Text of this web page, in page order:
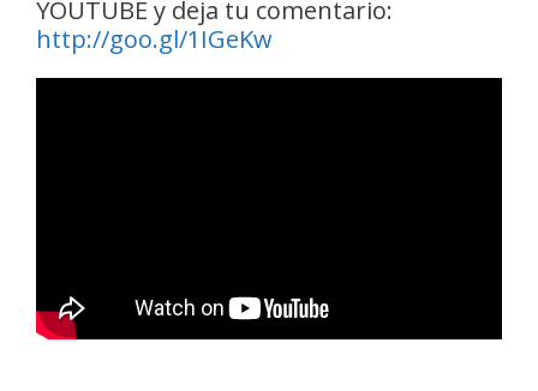
YOUTUBE y deja tu comentario:
http://goo.gl/1IGeKw